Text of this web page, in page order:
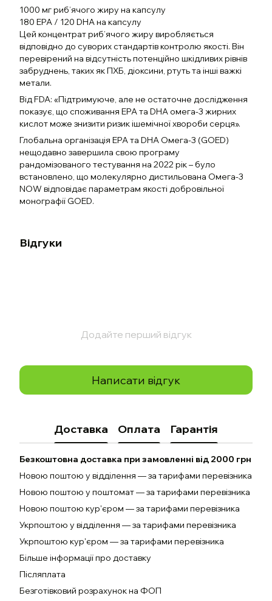
1000 мг риб’ячого жиру на капсулу
180 EPA / 120 DHA на капсулу
Цей концентрат риб’ячого жиру виробляється
відповідно до суворих стандартів контролю якості. Він
перевірений на відсутність потенційно шкідливих рівнів
забруднень, таких як ПХБ, діоксини, ртуть та інші важкі
метали.
Від FDA: «Підтримуюче, але не остаточне дослідження
показує, що споживання EPA та DHA омега-3 жирних
кислот може знизити ризик ішемічної хвороби серця».
Глобальна організація EPA та DHA Омега-3 (GOED)
нещодавно завершила свою програму
рандомізованого тестування на 2022 рік – було
встановлено, що молекулярно дистильована Омега-3
NOW відповідає параметрам якості добровільної
монографії GOED.
Відгуки
Додайте перший відгук
Написати відгук
Доставка Оплата Гарантія
Безкоштовна доставка при замовленні від 2000 грн
Новою поштою у відділення — за тарифами перевізника
Новою поштою у поштомат — за тарифами перевізника
Новою поштою кур'єром — за тарифами перевізника
Укрпоштою у відділення — за тарифами перевізника
Укрпоштою кур'єром — за тарифами перевізника
Більше інформації про доставку
Післяплата
Безготівковий розрахунок на ФОП